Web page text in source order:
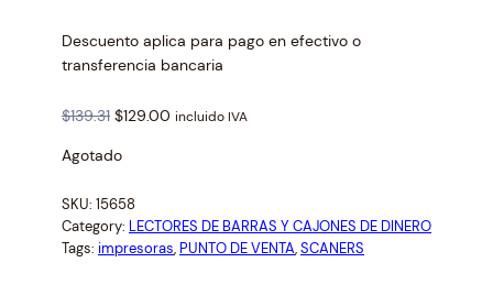
Descuento aplica para pago en efectivo o
transferencia bancaria
$139.31 O
i
i
n
a
$129.00 C
n
t
incluido IVA
Agotado
SKU: 15658
Category: LECTORES DE BARRAS Y CAJONES DE DINERO
Tags: impresoras, PUNTO DE VENTA, SCANERS